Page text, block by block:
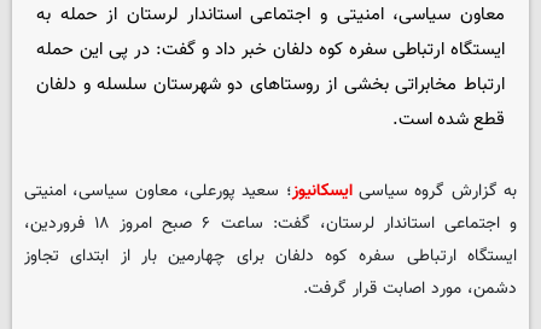
معاون سیاسی، امنیتی و اجتماعی استاندار لرستان از حمله به
ایستگاه ارتباطی سفره کوه دلفان خبر داد و گفت: در پی این حمله
ارتباط مخابراتی بخشی از روستاهای دو شهرستان سلسله و دلفان
قطع شده است.
به گزارش گروه سیاسیایسکانیوز؛ سعید پورعلی، معاون سیاسی، امنیتی
و اجتماعی استاندار لرستان، گفت: ساعت ۶ صبح امروز ۱۸ فروردین،
ایستگاه ارتباطی سفره کوه دلفان برای چهارمین بار از ابتدای تجاوز
دشمن، مورد اصابت قرار گرفت.